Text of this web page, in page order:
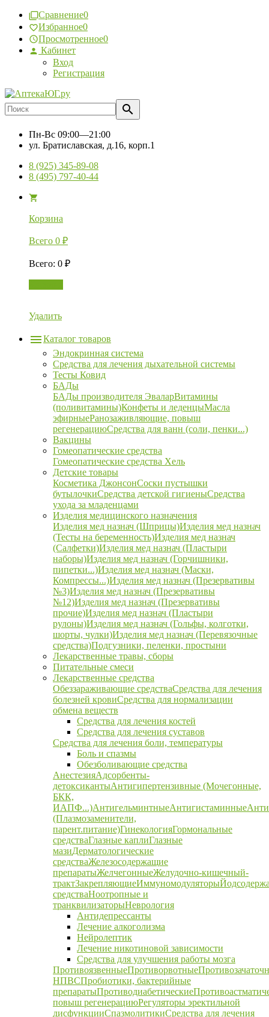
Сравнение0
Избранное0
Просмотренное0
Кабинет
Вход
Регистрация
Пн-Вс 09:00—21:00
ул. Братиславская, д.16, корп.1
8 (925) 345-89-08
8 (495) 797-40-44
Корзина
Всего 0 ₽
Всего: 0 ₽
Удалить
Каталог товаров
Эндокринная система
Средства для лечения дыхательной системы
Тесты Ковид
БАДы
БАДы производителя ЭваларВитамины
(поливитамины)Конфеты и леденцыМасла
эфирныеРанозаживляющие, повыш
регенерациюСредства для ванн (соли, пенки...)
Вакцины
Гомеопатические средства
Гомеопатические средства Хель
Детские товары
Косметика ДжонсонСоски пустышки
бутылочкиСредства детской гигиеныСредства
ухода за младенцами
Изделия медицинского назначения
Изделия мед назнач (Шприцы)Изделия мед назнач
(Тесты на беременность)Изделия мед назнач
(Салфетки)Изделия мед назнач (Пластыри
наборы)Изделия мед назнач (Горчишники,
пипетки...)Изделия мед назнач (Маски,
Компрессы...)Изделия мед назнач (Презервативы
№3)Изделия мед назнач (Презервативы
№12)Изделия мед назнач (Презервативы
прочие)Изделия мед назнач (Пластыри
рулоны)Изделия мед назнач (Гольфы, колготки,
шорты, чулки)Изделия мед назнач (Перевязочные
средства)Подгузники, пеленки, простыни
Лекарственные травы, сборы
Питательные смеси
Лекарственные средства
Обеззараживающие средстваСредства для лечения
болезней кровиСредства для нормализации
обмена веществ
Средства для лечения костей
Средства для лечения суставов
Средства для лечения боли, температуры
Боль и спазмы
Обезболивающие средства
АнестезияАдсорбенты-
детоксикантыАнтигипертензивные (Мочегонные,
БКК,
ИАПФ...)АнтигельминтныеАнтигистаминные
(Плазмозаменители,
парент.питание)ГинекологияГормональные
средстваГлазные каплиГлазные
мазиДерматологические
средстваЖелезосодержащие
препаратыЖелчегонныеЖелудочно-кишечный-
трактЗакрепляющиеИммуномодуляторы
средстваНоотропные и
транквилизаторыНеврология
Антидепрессанты
Лечение алкоголизма
Нейролептик
Лечение никотиновой зависимости
Средства для улучшения работы мозга
ПротивоязвенныеПротиворвотные
НПВСПробиотики, бактерийные
препаратыПротиводиабетические
повыш регенерациюРегуляторы эректильной
дисфункцииСпазмолитикиСредства для лечения